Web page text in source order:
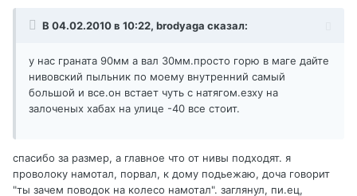
В 04.02.2010 в 10:22, brodyaga сказал:
у нас граната 90мм а вал 30мм.просто горю в маге дайте
нивовский пыльник по моему внутренний самый
большой и все.он встает чуть с натягом.езху на
залоченых хабах на улице -40 все стоит.
спасибо за размер, а главное что от нивы подходят. я
проволоку намотал, порвал, к дому подьежаю, доча говорит
"ты зачем поводок на колесо намотал". заглянул, пи.ец,